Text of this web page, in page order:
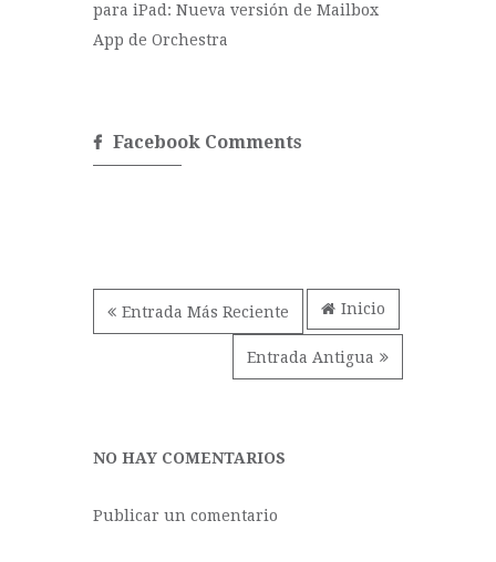
para iPad: Nueva versión de Mailbox
App de Orchestra
Facebook Comments
Entrada Más Reciente
Entrada Antigua
Inicio
NO HAY COMENTARIOS
Publicar un comentario